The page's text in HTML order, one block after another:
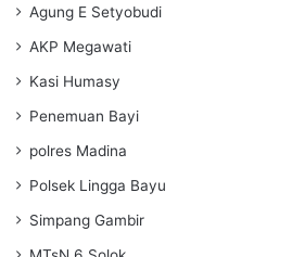
Agung E Setyobudi
AKP Megawati
Kasi Humasy
Penemuan Bayi
polres Madina
Polsek Lingga Bayu
Simpang Gambir